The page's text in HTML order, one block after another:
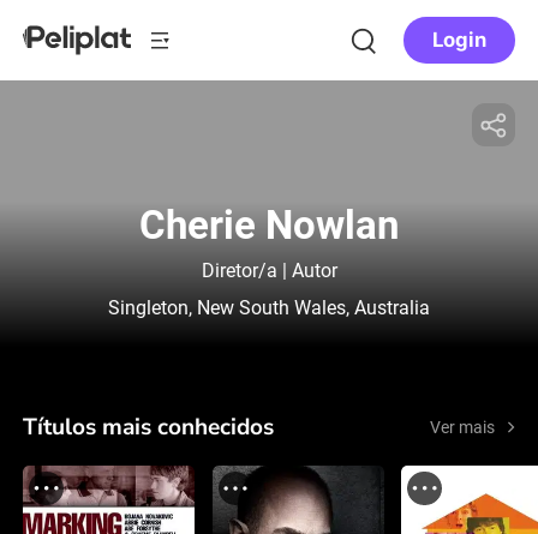
Login
Cherie Nowlan
Diretor/a | Autor
Singleton, New South Wales, Australia
Títulos mais conhecidos Ver mais